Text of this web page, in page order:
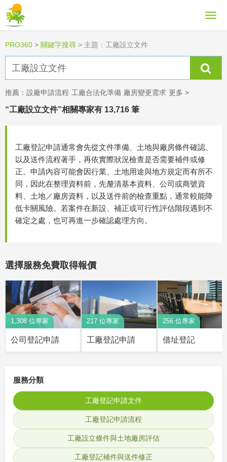
PRO360 > 關鍵字搜尋 > 主題：工廠設立文件
推薦： 設廠申請流程 工廠合法化準備 廠房變更需求 更多 >
“工廠設立文件”相關專家有 13,716 筆
工廠登記申請通常會先從文件準備、土地與廠房條件確認、
以及送件流程著手，再依實際狀況檢查是否需要補件或修
正。申請內容可能會因行業、土地用途與地方規定而有所不
同，因此在整理資料前，先釐清基本資料、公司或商號資
料、土地／廠房資料，以及送件前的檢查重點，通常較能降
低卡關風險。若案件在新設、補正或可行性評估階段遇到不
確定之處，也可再進一步確認處理方向。
選擇服務免費取得報價
1,308 位專家
公司登記申請
217 位專家
工廠登記申請
256 位專家
借址登記
服務分類
工廠登記申請文件
工廠登記申請流程
工廠設立條件與土地廠房評估
工廠登記補件與送件修正